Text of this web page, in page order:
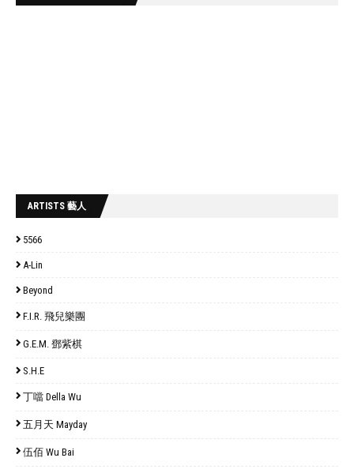
ARTISTS 藝人
5566
A-Lin
Beyond
F.I.R. 飛兒樂團
G.E.M. 鄧紫棋
S.H.E
丁噹 Della Wu
五月天 Mayday
伍佰 Wu Bai